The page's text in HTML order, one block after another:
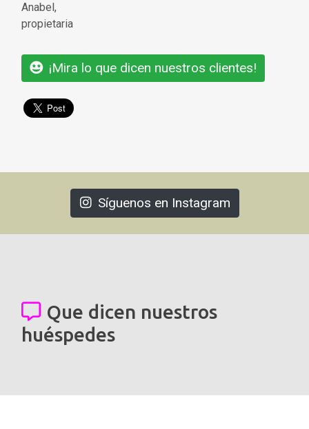
Anabel,
propietaria
¡Mira lo que dicen nuestros clientes!
Síguenos en Instagram
Que dicen nuestros
huéspedes